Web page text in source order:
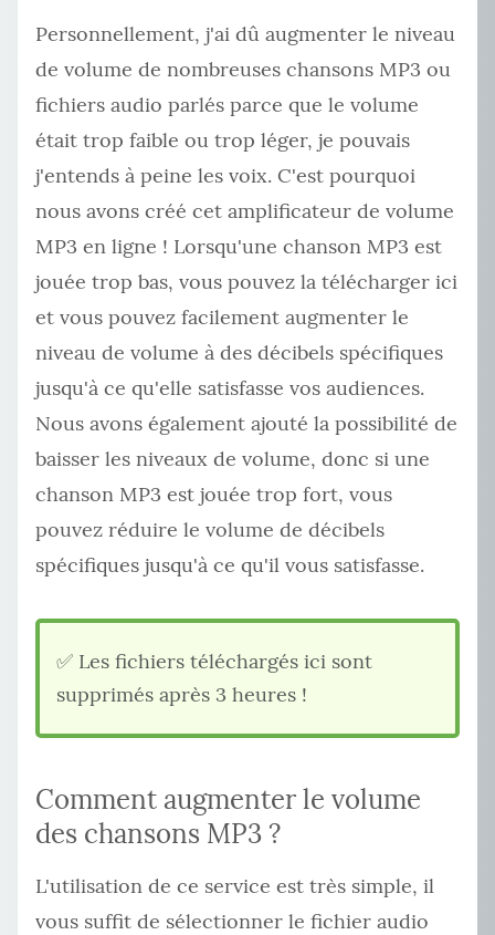
Personnellement, j'ai dû augmenter le niveau
de volume de nombreuses chansons MP3 ou
fichiers audio parlés parce que le volume
était trop faible ou trop léger, je pouvais
j'entends à peine les voix. C'est pourquoi
nous avons créé cet amplificateur de volume
MP3 en ligne ! Lorsqu'une chanson MP3 est
jouée trop bas, vous pouvez la télécharger ici
et vous pouvez facilement augmenter le
niveau de volume à des décibels spécifiques
jusqu'à ce qu'elle satisfasse vos audiences.
Nous avons également ajouté la possibilité de
baisser les niveaux de volume, donc si une
chanson MP3 est jouée trop fort, vous
pouvez réduire le volume de décibels
spécifiques jusqu'à ce qu'il vous satisfasse.
✅ Les fichiers téléchargés ici sont
supprimés après 3 heures !
Comment augmenter le volume
des chansons MP3 ?
L'utilisation de ce service est très simple, il
vous suffit de sélectionner le fichier audio